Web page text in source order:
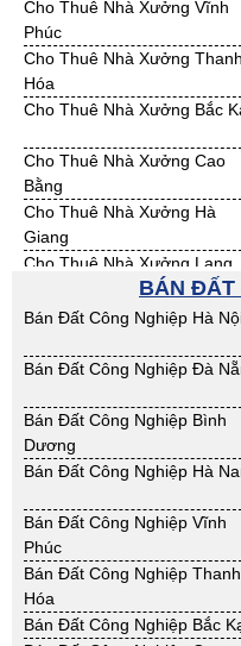
Bán Đất KCN Tiền Giang
Bán Đất KCN Vĩnh Long
Bán Đất KCN Hưng Yên
Cho Thuê Nhà Xưởng Vĩnh
Phúc
Cho Thuê Nhà Xưởng Thanh
Hóa
Cho Thuê Nhà Xưởng Bắc
Cho Thuê Nhà Xưởng Cao
Bằng
Cho Thuê Nhà Xưởng Hà
Giang
Cho Thuê Nhà Xưởng Lạng
Cho Thuê Nhà Xưởng Nam
Cho Thuê Nhà Xưởng Sơn
Cho Thuê Nhà Xưởng Thái
Nguyên
Cho Thuê Nhà Xưởng Yên
Cho Thuê Nhà Xưởng Khánh
Hoà
Cho Thuê Nhà Xưởng Bình
Định
Cho Thuê Nhà Xưởng Đăk
BÁN ĐẤT
Bán Đất Công Nghiệp Hà
Bán Đất Công Nghiệp Đà
Bán Đất Công Nghiệp Bình
Dương
Bán Đất Công Nghiệp Hà
Bán Đất Công Nghiệp Vĩnh
Phúc
Bán Đất Công Nghiệp Thanh
Hóa
Bán Đất Công Nghiệp Bắc